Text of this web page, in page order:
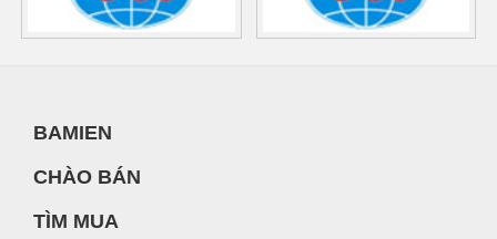
BAMIEN
CHÀO BÁN
TÌM MUA